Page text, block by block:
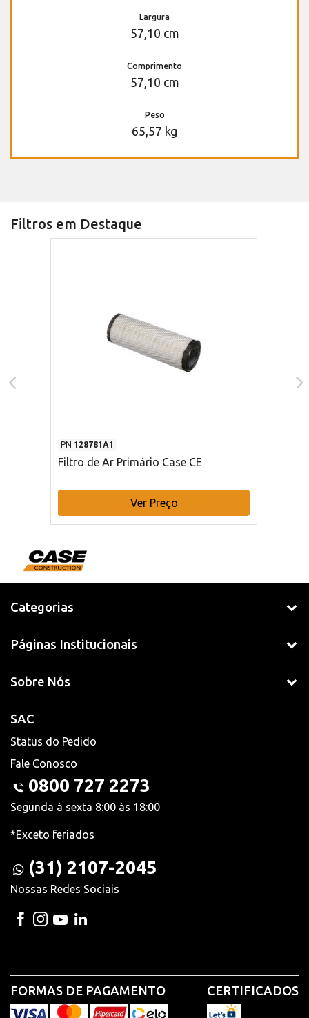
Largura
57,10 cm
Comprimento
57,10 cm
Peso
65,57 kg
Filtros em Destaque
PN 128781A1
Filtro de Ar Primário Case CE
Ver Preço
Categorias
Páginas Institucionais
Sobre Nós
SAC
Status do Pedido
Fale Conosco
0800 727 2273
Segunda à sexta 8:00 às 18:00
*Exceto feriados
(31) 2107-2045
Nossas Redes Sociais
FORMAS DE PAGAMENTO CERTIFICADOS